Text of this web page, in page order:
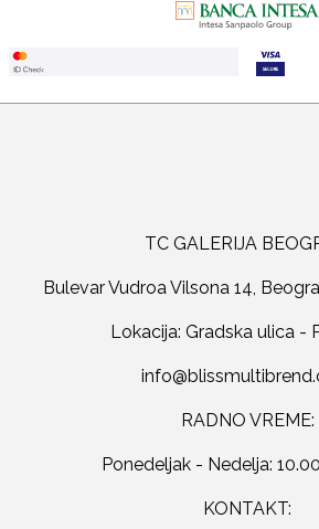
TC GALERIJA
Bulevar Vudroa Vilsona 14,
Lokacija: Gradska ulica -
RADNO VREME:
Ponedeljak - Nedelja:
KONTAKT: